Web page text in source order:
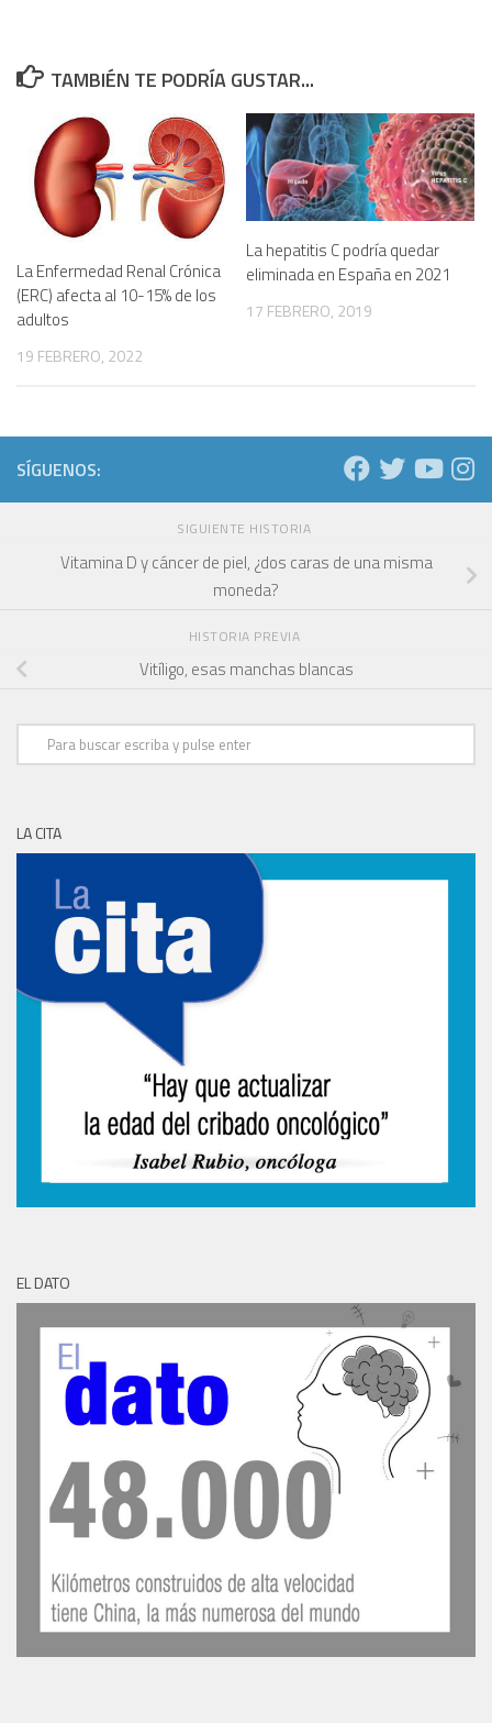
TAMBIÉN TE PODRÍA GUSTAR...
La Enfermedad Renal Crónica
(ERC) afecta al 10-15% de los
adultos
19 FEBRERO, 2022
La hepatitis C podría quedar
eliminada en España en 2021
17 FEBRERO, 2019
SÍGUENOS:
SIGUIENTE HISTORIA
Vitamina D y cáncer de piel, ¿dos caras de una misma
moneda?
HISTORIA PREVIA
Vitíligo, esas manchas blancas
LA CITA
EL DATO